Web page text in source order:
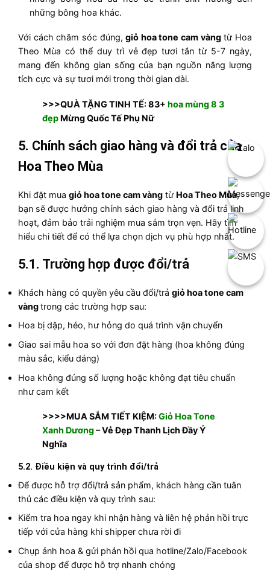
những bông hoa khác.
Với cách chăm sóc đúng,giỏ hoa tone cam vàngtừ Hoa
Theo Mùa có thể duy trì vẻ đẹp tươi tắn từ 5-7 ngày,
mang đến không gian sống của bạn nguồn năng lượng
tích cực và sự tươi mới trong thời gian dài.
>>>QUÀ TẶNG TINH TẾ: 83+ hoa mùng 8 3
đẹp Mừng Quốc Tế Phụ Nữ
5. Chính sách giao hàng và đổi trả của
Hoa Theo Mùa
Khi đặt mua giỏ hoa tone cam vàng từ Hoa Theo Mùa,
bạn sẽ được hưởng chính sách giao hàng và đổi trả linh
hoạt, đảm bảo trải nghiệm mua sắm trọn vẹn. Hãy tìm
hiểu chi tiết để có thể lựa chọn dịch vụ phù hợp nhất.
5.1. Trường hợp được đổi/trả
Khách hàng có quyền yêu cầu đổi/trả giỏ hoa tone cam
vàngtrong các trường hợp sau:
Hoa bị dập, héo, hư hỏng do quá trình vận chuyển
Giao sai mẫu hoa so với đơn đặt hàng (hoa không đúng
màu sắc, kiểu dáng)
Hoa không đúng số lượng hoặc không đạt tiêu chuẩn
như cam kết
>>>>MUA SẮM TIẾT KIỆM:Giỏ Hoa Tone
Xanh Dương– Vẻ Đẹp Thanh Lịch Đầy Ý
Nghĩa
5.2. Điều kiện và quy trình đổi/trả
Để được hỗ trợ đổi/trả sản phẩm, khách hàng cần tuân
thủ các điều kiện và quy trình sau:
Kiểm tra hoa ngay khi nhận hàng và liên hệ phản hồi trực
tiếp với cửa hàng khi shipper chưa rời đi
Chụp ảnh hoa & gửi phản hồi qua hotline/Zalo/Facebook
của shop để được hỗ trợ nhanh chóng